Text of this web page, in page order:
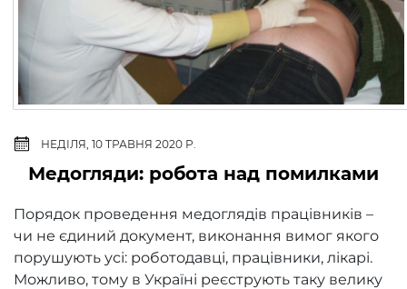
НЕДІЛЯ, 10 ТРАВНЯ 2020 Р.
Медогляди: робота над помилками
Порядок проведення медоглядів працівників –
чи не єдиний документ, виконання вимог якого
порушують усі: роботодавці, працівники, лікарі.
Можливо, тому в Україні реєструють таку велику